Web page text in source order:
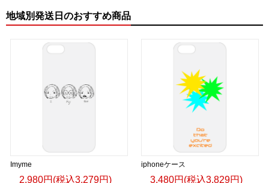
地域別発送日のおすすめ商品
Imyme
2,980円(税込3,279円)
iphoneケース
3,480円(税込3,829円)